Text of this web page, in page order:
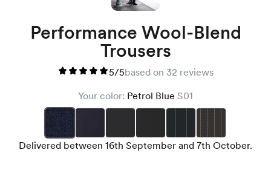
Performance Wool-Blend
Trousers
5/5based on 32 reviews
Your color: Petrol Blue S01
Delivered between 16th September and 7th October.